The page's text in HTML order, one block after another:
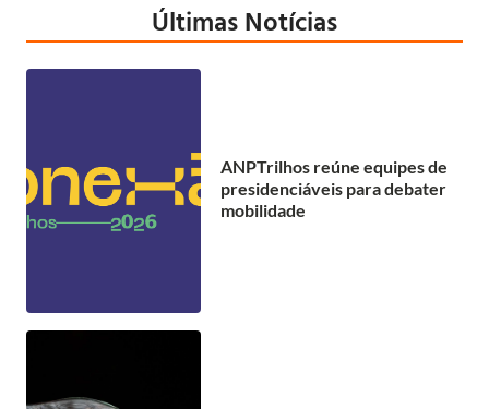
Últimas Notícias
ANPTrilhos reúne equipes de
presidenciáveis para debater
mobilidade